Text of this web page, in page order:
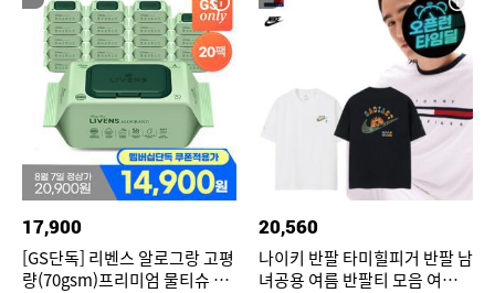
17,900
[GS단독] 리벤스 알로그랑 고평
량(70gsm)프리미엄 물티슈 70
20,560
나이키 반팔 타미힐피거 반팔 남
녀공용 여름 반팔티 모음 여름